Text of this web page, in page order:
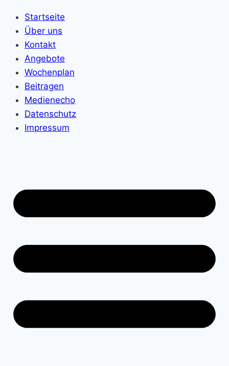
Startseite
Über uns
Kontakt
Angebote
Wochenplan
Beitragen
Medienecho
Datenschutz
Impressum